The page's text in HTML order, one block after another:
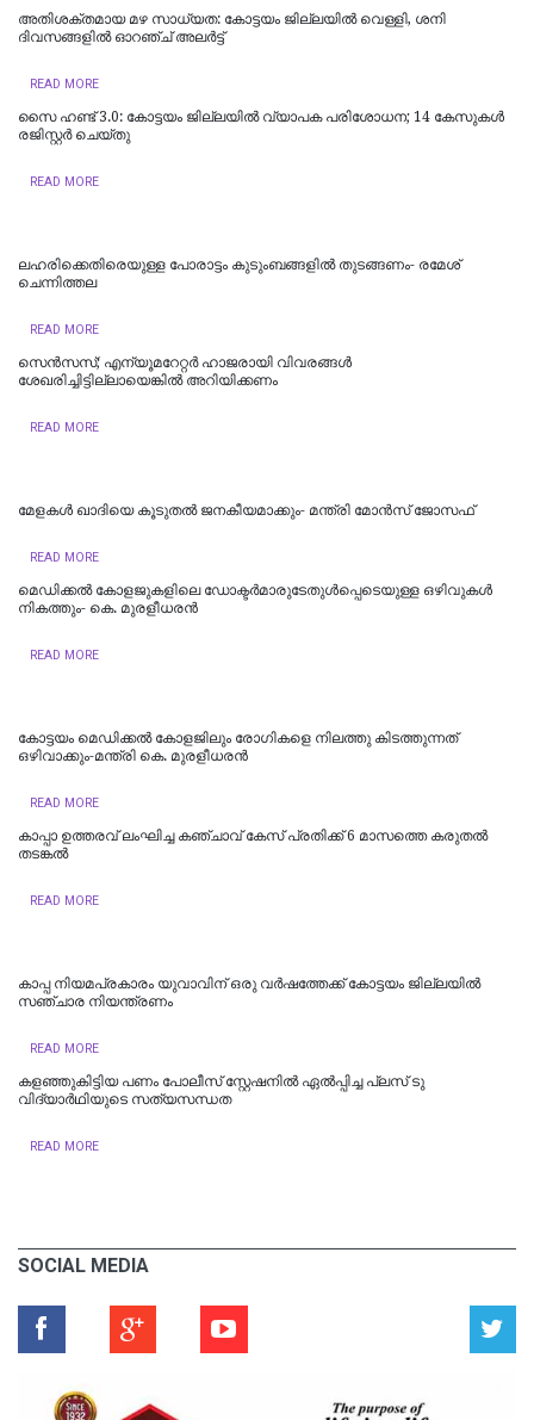
അതിശക്തമായ മഴ സാധ്യത: കോട്ടയം ജില്ലയിൽ വെള്ളി, ശനി
ദിവസങ്ങളിൽ ഓറഞ്ച് അലർട്ട്
READ MORE
സൈ ഹണ്ട് 3.0: കോട്ടയം ജില്ലയിൽ വ്യാപക പരിശോധന; 14 കേസുകൾ
രജിസ്റ്റർ ചെയ്തു
READ MORE
ലഹരിക്കെതിരെയുള്ള പോരാട്ടം കുടുംബങ്ങളിൽ തുടങ്ങണം- രമേശ്
ചെന്നിത്തല
READ MORE
സെൻസസ്; എന്യൂമറേറ്റർ ഹാജരായി വിവരങ്ങൾ
ശേഖരിച്ചിട്ടില്ലായെങ്കിൽ അറിയിക്കണം
READ MORE
മേളകൾ ഖാദിയെ കൂടുതൽ ജനകീയമാക്കും- മന്ത്രി മോൻസ് ജോസഫ്
READ MORE
മെഡിക്കല്‍ കോളജുകളിലെ ഡോക്ടര്‍മാരുടേതുള്‍പ്പെടെയുള്ള ഒഴിവുകള്‍
നികത്തും- കെ. മുരളീധരന്‍
READ MORE
കോട്ടയം മെഡിക്കല്‍ കോളജിലും രോഗികളെ നിലത്തു കിടത്തുന്നത്
ഒഴിവാക്കും-മന്ത്രി കെ. മുരളീധരന്‍
READ MORE
കാപ്പാ ഉത്തരവ് ലംഘിച്ച കഞ്ചാവ് കേസ് പ്രതിക്ക് 6 മാസത്തെ കരുതൽ
തടങ്കൽ
READ MORE
കാപ്പ നിയമപ്രകാരം യുവാവിന് ഒരു വർഷത്തേക്ക് കോട്ടയം ജില്ലയിൽ
സഞ്ചാര നിയന്ത്രണം
READ MORE
കളഞ്ഞുകിട്ടിയ പണം പോലീസ് സ്റ്റേഷനിൽ ഏൽപ്പിച്ച പ്ലസ് ടു
വിദ്യാർഥിയുടെ സത്യസന്ധത
READ MORE
SOCIAL MEDIA